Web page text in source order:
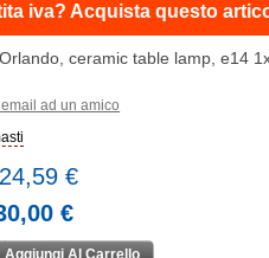
iva? Acquista questo
ceramic table lamp, e14
ad un amico
24,59 €
€